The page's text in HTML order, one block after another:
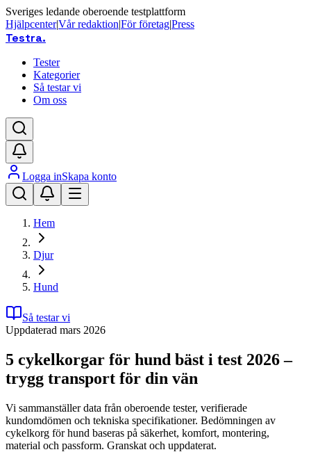
Sveriges ledande oberoende testplattform
Hjälpcenter|Vår redaktion|För företag|Press
Testra.
Tester
Kategorier
Så testar vi
Om oss
Logga inSkapa konto
Hem
Djur
Hund
Så testar vi
Uppdaterad mars 2026
5 cykelkorgar för hund bäst i test 2026 –
trygg transport för din vän
Vi sammanställer data från oberoende tester, verifierade
kundomdömen och tekniska specifikationer. Bedömningen av
cykelkorg för hund baseras på säkerhet, komfort, montering,
material och passform. Granskat och uppdaterat.